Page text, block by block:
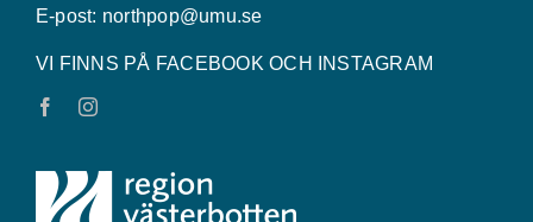
E-post: northpop@umu.se
VI FINNS PÅ FACEBOOK OCH INSTAGRAM